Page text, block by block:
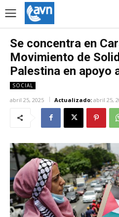
Se concentra en
Movimiento de
Palestina en apoyo
SOCIAL
abril 25, 2025 Actualizado: abril 25,